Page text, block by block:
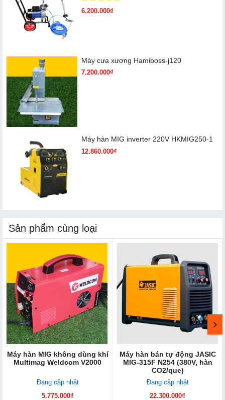
6.200.000₫
Máy cưa xương Hamiboss-j120
7.200.000₫
Máy hàn MIG inverter 220V HKMIG250-1
12.860.000₫
Sản phẩm cùng loại
Máy hàn MIG không dùng khí
Multimag Weldcom V2000
Đang cập nhật
5.775.000₫
Máy hàn bán tự động JASIC
MIG-315F N254 (380V, hàn
CO2/que)
Đang cập nhật
22.300.000₫